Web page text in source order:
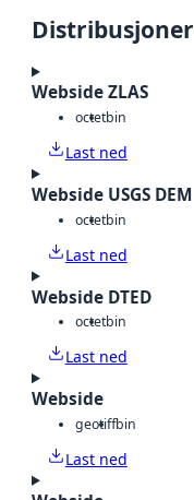
Distribusjoner
Webside ZLAS
octetbin
Last ned
Webside USGS DEM
octetbin
Last ned
Webside DTED
octetbin
Last ned
Webside
geotiffbin
Last ned